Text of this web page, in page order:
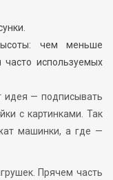
чем меньше
используемых
идея — подписывать
с картинками. Так
машинки, а где —
Прячем часть